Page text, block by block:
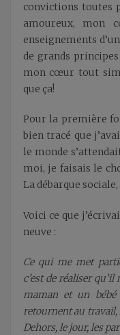
convictions toutes
amoureux, mon
enseignements
de grands
mon cœur tout
que ça!
Pour la première
bien tracé que
le monde
moi, je faisais le
La débarque sociale,
Voici ce que
neuve :
Ce qui me met
c’est de réaliser
maman et un
retournent au travail,
Dehors, le jour, les